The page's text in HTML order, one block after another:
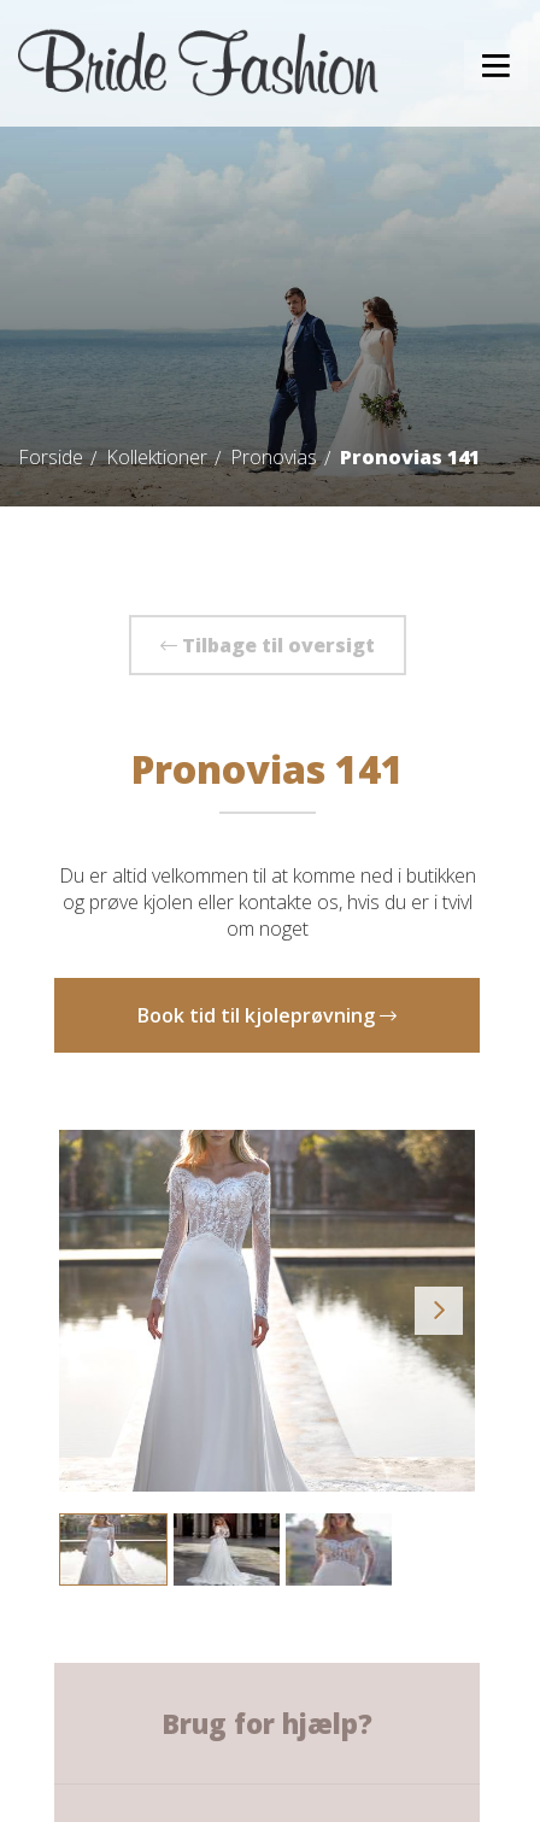
Forside Kollektioner Pronovias Pronovias 141
Tilbage til oversigt
Pronovias 141
Du er altid velkommen til at komme ned i butikken
og prøve kjolen eller kontakte os, hvis du er i tvivl
om noget
Book tid til kjoleprøvning
Brug for hjælp?